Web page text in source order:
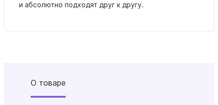
и абсолютно подходят друг к другу.
О товаре